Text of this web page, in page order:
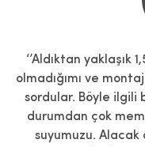
‘’Aldıktan yaklaşık
olmadığımı ve
sordular. Böyle ilgili
durumdan çok
suyumuzu.